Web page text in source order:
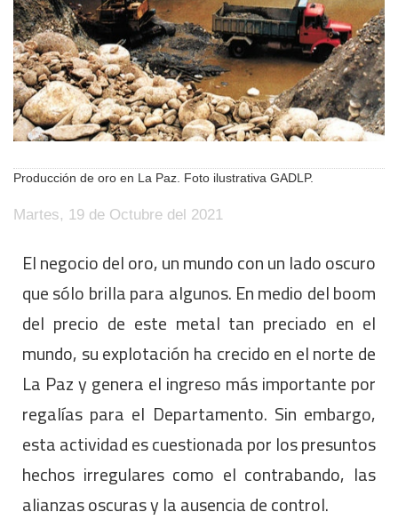
Producción de oro en La Paz. Foto ilustrativa GADLP.
Martes, 19 de Octubre del 2021
El negocio del oro, un mundo con un lado oscuro
que sólo brilla para algunos. En medio del boom
del precio de este metal tan preciado en el
mundo, su explotación ha crecido en el norte de
La Paz y genera el ingreso más importante por
regalías para el Departamento. Sin embargo,
esta actividad es cuestionada por los presuntos
hechos irregulares como el contrabando, las
alianzas oscuras y la ausencia de control.